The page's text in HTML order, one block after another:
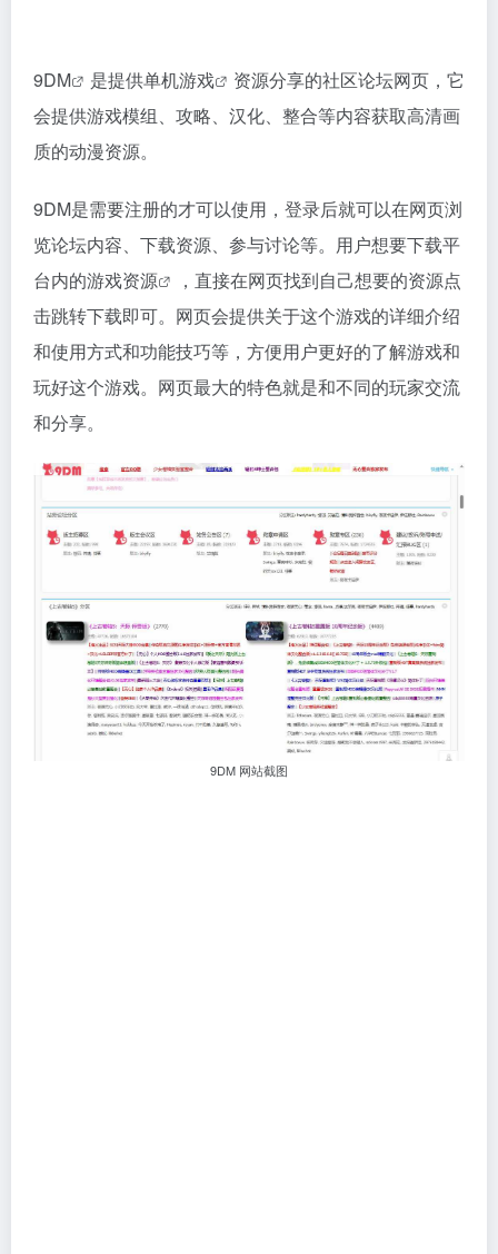
9DM 是提供单机游戏
资源分享的社区论坛网页，它
会提供游戏模组、攻略、汉化、整合等内容获取高清画
质的动漫资源。
9DM是需要注册的才可以使用，登录后就可以在网页浏
览论坛内容、下载资源、参与讨论等。用户想要下载平
台内的游戏资源
，直接在网页找到自己想要的资源点
击跳转下载即可。网页会提供关于这个游戏的详细介绍
和使用方式和功能技巧等，方便用户更好的了解游戏和
玩好这个游戏。网页最大的特色就是和不同的玩家交流
和分享。
9DM 网站截图